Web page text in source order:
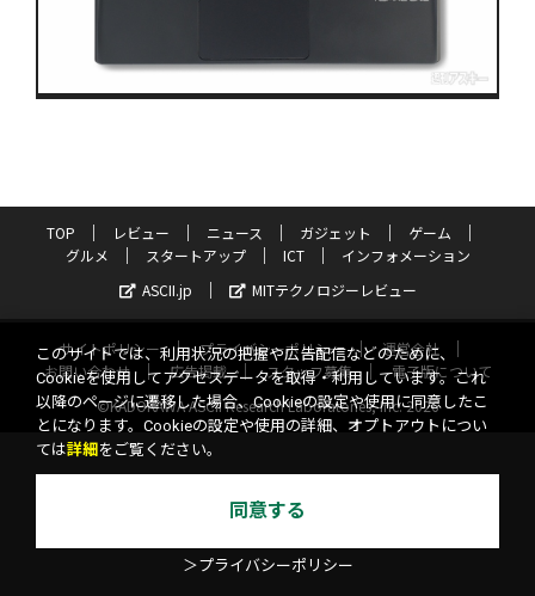
TOP レビュー ニュース ガジェット
ゲーム
グルメ
スタートアップ ICT
インフォメーション
ASCII.jp
MITテクノロジーレビュー
サイトポリシー プライバシーポリシー
運営会社
お問い合わせ
広告掲載 スタッフ募集
電子版について
©KADOKAWA ASCII Research Laboratories, Inc. 2026
このサイトでは、利用状況の把握や広告配信などのために、
Cookieを使用してアクセスデータを取得・利用しています。これ
以降のページに遷移した場合、Cookieの設定や使用に同意したこ
とになります。Cookieの設定や使用の詳細、オプトアウトについ
ては詳細 をご覧ください。
同意する
＞プライバシーポリシー